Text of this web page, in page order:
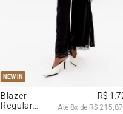
NEW IN
PP
Blazer
Regular
R$
Até 8x deR$ 215,87